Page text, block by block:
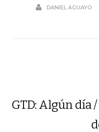
DANIEL AGUAYO
GTD: Algún día